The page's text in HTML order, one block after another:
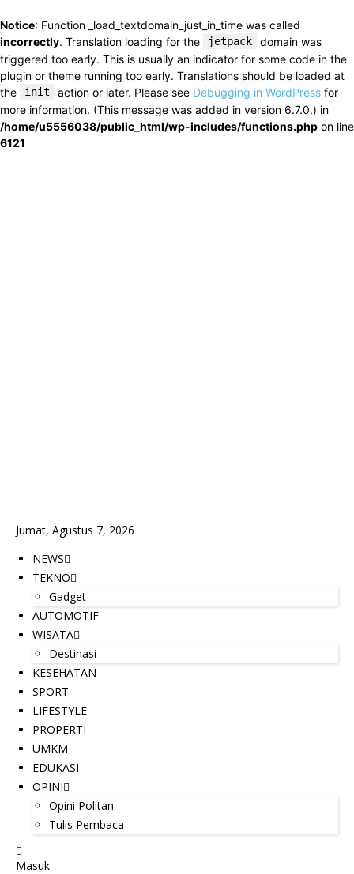
Notice: Function _load_textdomain_just_in_time was called
incorrectly. Translation loading for the jetpack
domain was
triggered too early. This is usually an indicator for some code in the
plugin or theme running too early. Translations should be loaded at
the
init action or later. Please see Debugging in WordPress for
more information. (This message was added in version 6.7.0.) in
/home/u5556038/public_html/wp-includes/functions.php on line
6121
Jumat, Agustus 7, 2026
NEWS
TEKNO
Gadget
AUTOMOTIF
WISATA
Destinasi
KESEHATAN
SPORT
LIFESTYLE
PROPERTI
UMKM
EDUKASI
OPINI
Opini Politan
Tulis Pembaca
Masuk